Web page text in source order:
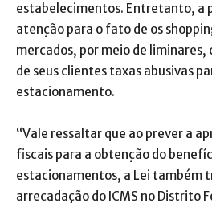
estabelecimentos. Entretanto, a
atenção para o fato de os
mercados, por meio de
de seus clientes taxas abusivas
estacionamento.
“Vale ressaltar que ao prever a
fiscais para a obtenção do
estacionamentos, a Lei também
arrecadação do ICMS no Distrito